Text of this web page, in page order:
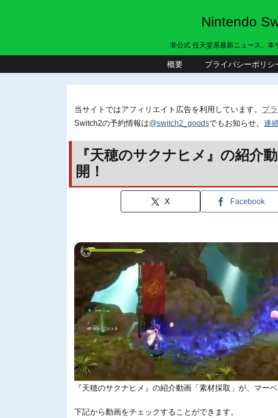
Nintendo
非公式 任天堂系最新ニュース。本
概要 プライバシーポリシ
当サイトではアフィリエイト広告を利用しています。 プ
Switch2の予約情報は@switch2_goodsでもお知らせ。 連
『天穂のサクナヒメ』の紹介
開！
X Facebook
『天穂のサクナヒメ』の紹介動画「素材採取」が、マー
下記から動画をチェックすることができます。